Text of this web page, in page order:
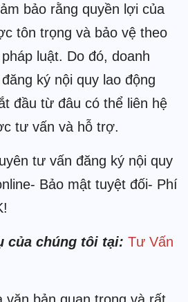
bảo rằng quyền lợi của
tôn trọng và bảo vệ theo
luật. Do đó, doanh
ký nội quy lao động
đầu từ đâu có thể liên hệ
tư vấn và hỗ trợ.
tư vấn đăng ký nội quy
Bảo mật tuyệt đối- Phí
của chúng tôi tại: Tư Vấn